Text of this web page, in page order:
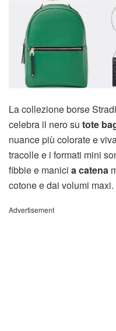
La collezione borse
celebra il nero su tote
nuance più colorate e
tracolle e i formati mini
fibbie e manici a catena
cotone e dai volumi maxi.
Advertisement